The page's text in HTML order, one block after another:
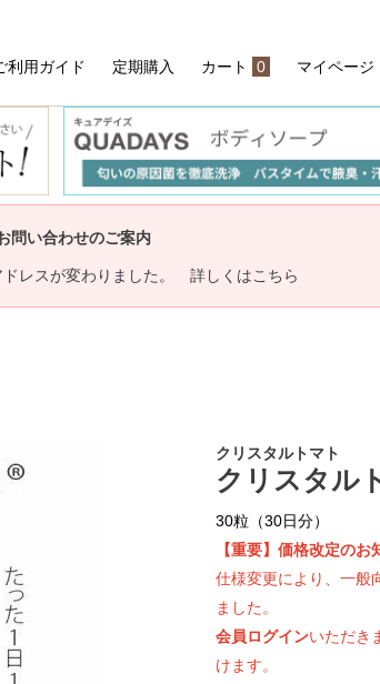
利用ガイド 定期購入 カート 0 マイページ
検索
問い合わせのご案内
レスが変わりました。 詳しくはこちら
クリスタルトマト
クリスタル
30粒（30日分）
【重要】価格改定のお
仕様変更により、一般
ました。
会員ログインいただき
けます。